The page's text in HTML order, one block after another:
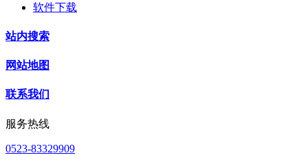
软件下载
站内搜索
网站地图
联系我们
服务热线
0523-83329909